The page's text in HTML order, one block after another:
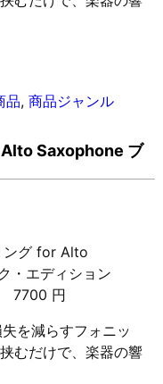
品,商品ジャンル
Saxophone ブ
ング for Alto
・エディション
7700 円
を減らすフォニッ
むだけで、楽器の響